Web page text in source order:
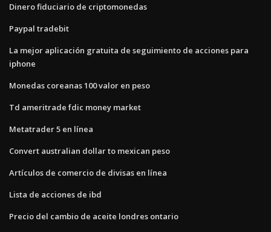
Dinero fiduciario de criptomonedas
Paypal tradebit
La mejor aplicación gratuita de seguimiento de acciones para
iphone
Monedas coreanas 100 valor en peso
Td ameritrade fdic money market
Metatrader 5 en línea
Convert australian dollar to mexican peso
Artículos de comercio de divisas en línea
Lista de acciones de ibd
Precio del cambio de aceite londres ontario